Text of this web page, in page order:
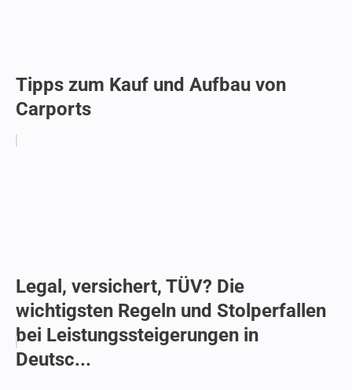
Tipps zum Kauf und Aufbau von
Carports
Legal, versichert, TÜV? Die
wichtigsten Regeln und Stolperfallen
bei Leistungssteigerungen in
Deutsc...